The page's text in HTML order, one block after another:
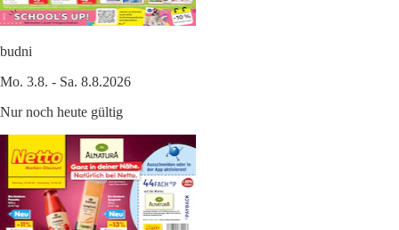
budni
Mo. 3.8. - Sa. 8.8.2026
Nur noch heute gültig